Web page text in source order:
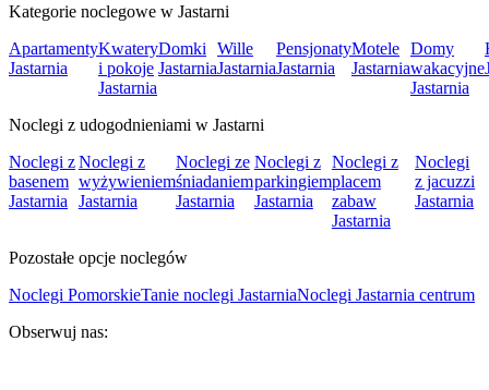
Kategorie noclegowe w Jastarni
Apartamenty
Jastarnia
Kwatery
i pokoje
Jastarnia
Domki
Jastarnia
Wille
Jastarnia
Pensjonaty
Jastarnia
Motele
Jastarnia
Domy
wakacyjne
Jastarnia
Noclegi z udogodnieniami w Jastarni
Noclegi z
basenem
Jastarnia
Noclegi z
wyżywieniem
Jastarnia
Noclegi ze
śniadaniem
Jastarnia
Noclegi z
parkingiem
Jastarnia
Noclegi z
placem
zabaw
Jastarnia
Noclegi
z jacuzzi
Jastarnia
Pozostałe opcje noclegów
Noclegi PomorskieTanie noclegi JastarniaNoclegi Jastarnia centrum
Obserwuj nas: